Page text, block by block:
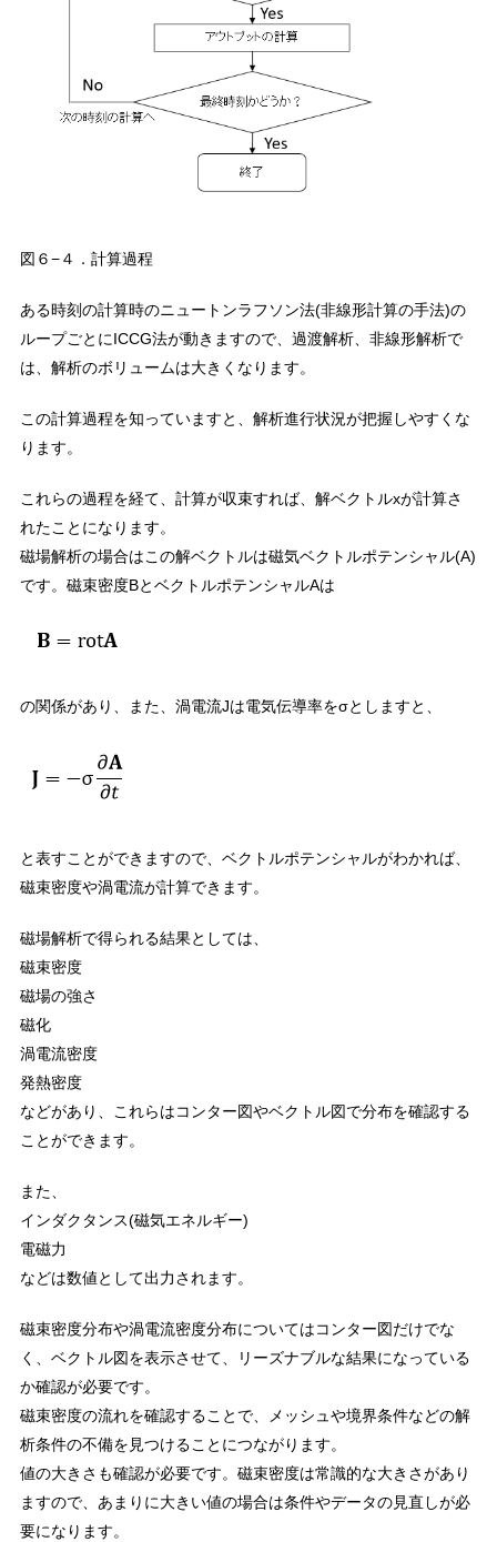
図６−４．計算過程
ある時刻の計算時のニュートンラフソン法(非線形計算の手法)の
ループごとにICCG法が動きますので、過渡解析、非線形解析で
は、解析のボリュームは大きくなります。
この計算過程を知っていますと、解析進行状況が把握しやすくな
ります。
これらの過程を経て、計算が収束すれば、解ベクトルxが計算さ
れたことになります。
磁場解析の場合はこの解ベクトルは磁気ベクトルポテンシャル(A)
です。磁束密度BとベクトルポテンシャルAは
の関係があり、また、渦電流Jは電気伝導率をσとしますと、
と表すことができますので、ベクトルポテンシャルがわかれば、
磁束密度や渦電流が計算できます。
磁場解析で得られる結果としては、
磁束密度
磁場の強さ
磁化
渦電流密度
発熱密度
などがあり、これらはコンター図やベクトル図で分布を確認する
ことができます。
また、
インダクタンス(磁気エネルギー)
電磁力
などは数値として出力されます。
磁束密度分布や渦電流密度分布についてはコンター図だけでな
く、ベクトル図を表示させて、リーズナブルな結果になっている
か確認が必要です。
磁束密度の流れを確認することで、メッシュや境界条件などの解
析条件の不備を見つけることにつながります。
値の大きさも確認が必要です。磁束密度は常識的な大きさがあり
ますので、あまりに大きい値の場合は条件やデータの見直しが必
要になります。